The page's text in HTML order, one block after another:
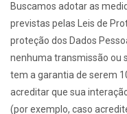
Buscamos adotar as
previstas pelas Leis de
proteção dos Dados
nenhuma transmissão ou
tem a garantia de serem
acreditar que sua
(por exemplo, caso